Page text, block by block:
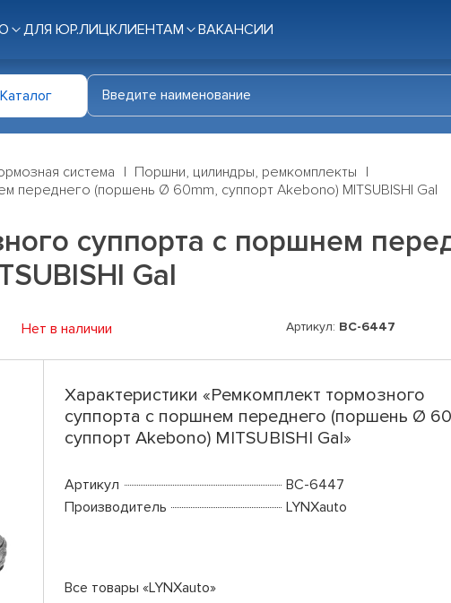
ДЛЯ ЮР.ЛИЦКЛИЕНТАМ ВАКАНСИИ
Каталог
система
Поршни, цилиндры, ремкомплекты
переднего (поршень Ø 60mm, суппорт Akebono) MITSUBISHI Gal
суппорта с поршнем
Gal
Нет в наличии Артикул: BC-6447
Характеристики «Ремкомплект тормозного
суппорта с поршнем переднего (поршень Ø
суппорт Akebono) MITSUBISHI Gal»
Артикул
BC-6447
Производитель
LYNXauto
Все товары «LYNXauto»